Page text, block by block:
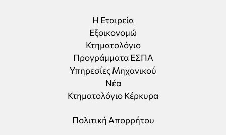
Η Εταιρεία
Εξοικονομώ
Κτηματολόγιο
Προγράμματα ΕΣΠΑ
Υπηρεσίες Μηχανικού
Νέα
Κτηματολόγιο Κέρκυρα
Πολιτική Απορρήτου